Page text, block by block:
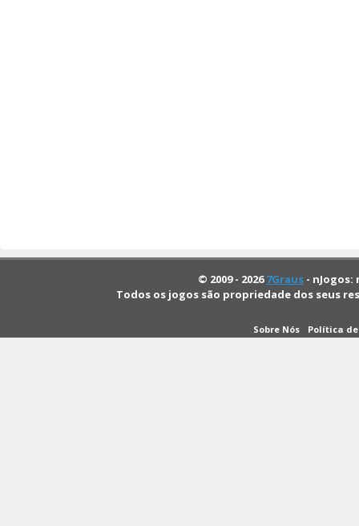
© 2009 - 20267Graus -
Todos os jogos são propriedade dos seus
Sobre Nós Política